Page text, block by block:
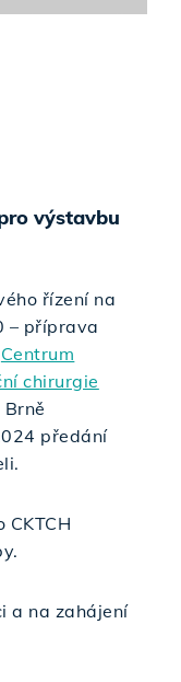
výstavbu
řízení na
– příprava
Centrum
chirurgie
Brně
předání
CKTCH
a na zahájení